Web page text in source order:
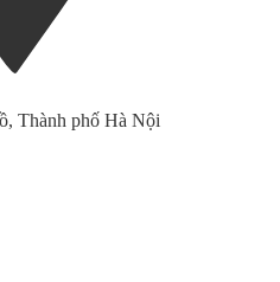
Thành phố Hà Nội